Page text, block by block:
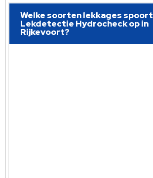
Welke soorten lekkages spoort
Lekdetectie Hydrocheck op in
Rijkevoort?